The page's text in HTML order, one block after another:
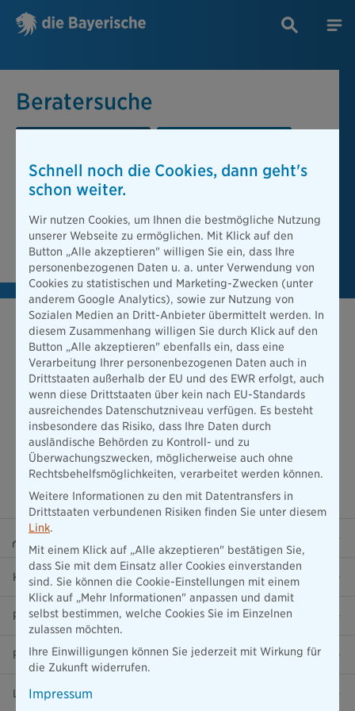
Beratersuche
Beratersuche
PLZ oder Ort
Berater finden
Karriere
Presse
Ratgeber
Lob & Kritik
Schnell noch die Cookies, dann geht's
schon weiter.
Wir nutzen Cookies, um Ihnen die bestmögliche Nutzung
unserer Webseite zu ermöglichen. Mit Klick auf den
Button „Alle akzeptieren" willigen Sie ein, dass Ihre
personenbezogenen Daten u. a. unter Verwendung von
Cookies zu statistischen und Marketing-Zwecken (unter
anderem Google Analytics), sowie zur Nutzung von
Sozialen Medien an Dritt-Anbieter übermittelt werden. In
diesem Zusammenhang willigen Sie durch Klick auf den
Button „Alle akzeptieren" ebenfalls ein, dass eine
Verarbeitung Ihrer personenbezogenen Daten auch in
Drittstaaten außerhalb der EU und des EWR erfolgt, auch
wenn diese Drittstaaten über kein nach EU-Standards
ausreichendes Datenschutzniveau verfügen. Es besteht
insbesondere das Risiko, dass Ihre Daten durch
ausländische Behörden zu Kontroll- und zu
Überwachungszwecken, möglicherweise auch ohne
Rechtsbehelfsmöglichkeiten, verarbeitet werden können.
Weitere Informationen zu den mit Datentransfers in
Drittstaaten verbundenen Risiken finden Sie unter diesem
Link.
Mit einem Klick auf „Alle akzeptieren" bestätigen Sie,
dass Sie mit dem Einsatz aller Cookies einverstanden
sind. Sie können die Cookie-Einstellungen mit einem
Klick auf „Mehr Informationen" anpassen und damit
selbst bestimmen, welche Cookies Sie im Einzelnen
zulassen möchten.
Ihre Einwilligungen können Sie jederzeit mit Wirkung für
die Zukunft widerrufen.
Impressum